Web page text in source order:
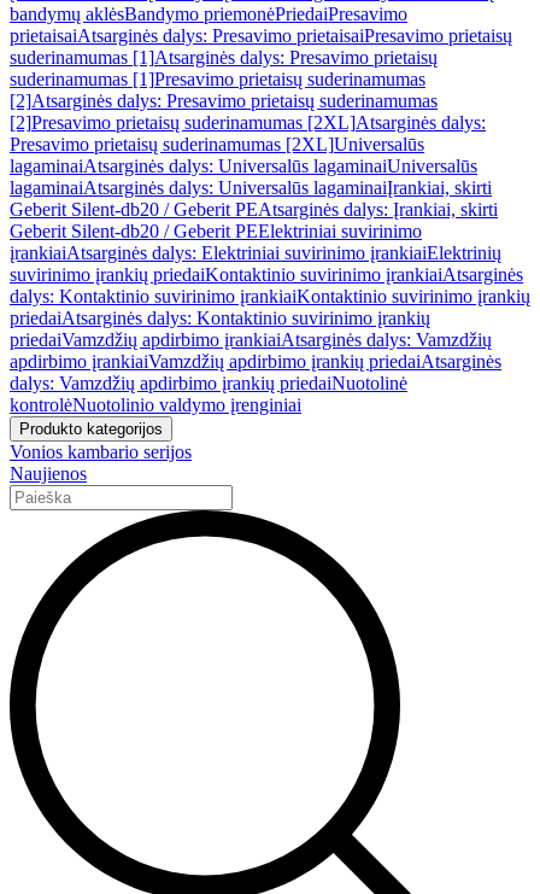
bandymų aklėsBandymo priemonėPriedaiPresavimo
prietaisaiAtsarginės dalys: Presavimo prietaisaiPresavimo prietaisų
suderinamumas [1]Atsarginės dalys: Presavimo prietaisų
suderinamumas [1]Presavimo prietaisų suderinamumas
[2]Atsarginės dalys: Presavimo prietaisų suderinamumas
[2]Presavimo prietaisų suderinamumas [2XL]Atsarginės dalys:
Presavimo prietaisų suderinamumas [2XL]Universalūs
lagaminaiAtsarginės dalys: Universalūs lagaminaiUniversalūs
lagaminaiAtsarginės dalys: Universalūs lagaminaiĮrankiai, skirti
Geberit Silent-db20 / Geberit PEAtsarginės dalys: Įrankiai, skirti
Geberit Silent-db20 / Geberit PEElektriniai suvirinimo
įrankiaiAtsarginės dalys: Elektriniai suvirinimo įrankiaiElektrinių
suvirinimo įrankių priedaiKontaktinio suvirinimo įrankiaiAtsarginės
dalys: Kontaktinio suvirinimo įrankiaiKontaktinio suvirinimo įrankių
priedaiAtsarginės dalys: Kontaktinio suvirinimo įrankių
priedaiVamzdžių apdirbimo įrankiaiAtsarginės dalys: Vamzdžių
apdirbimo įrankiaiVamzdžių apdirbimo įrankių priedaiAtsarginės
dalys: Vamzdžių apdirbimo įrankių priedaiNuotolinė
kontrolėNuotolinio valdymo įrenginiai
Produkto kategorijos
Vonios kambario serijos
Naujienos